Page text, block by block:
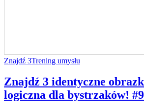
Znajdź 3Trening umysłu
Znajdź 3 identyczne
logiczna dla bystrzaków!